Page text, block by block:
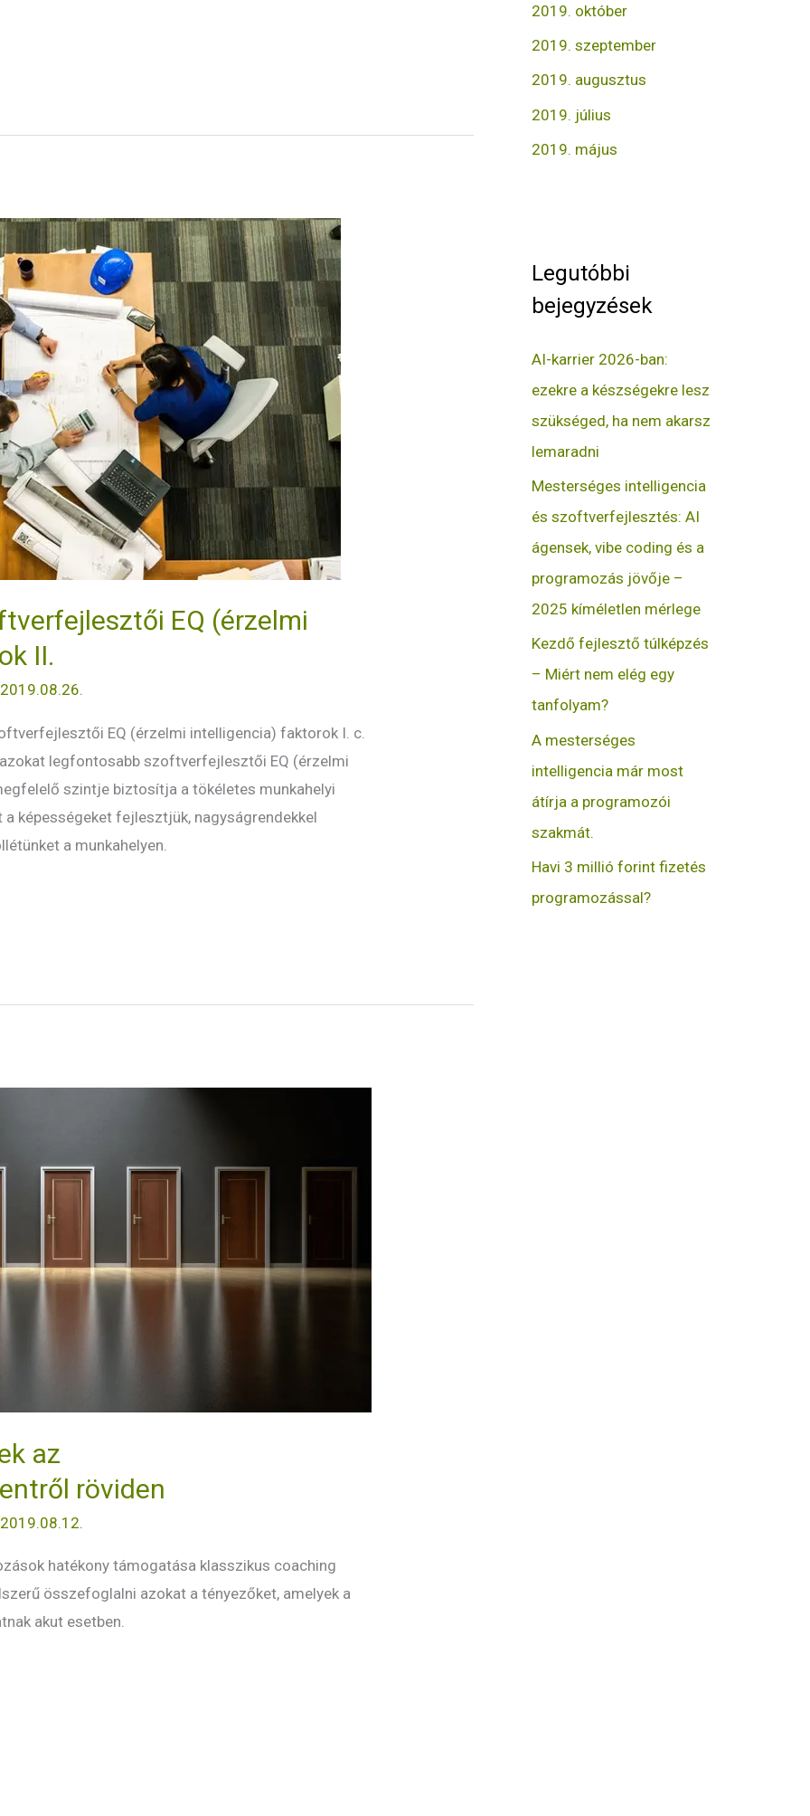
EQ (érzelmi
II.
2019.08.26.
EQ (érzelmi intelligencia) faktorok I. c.
legfontosabb szoftverfejlesztői EQ (érzelmi
szintje biztosítja a tökéletes munkahelyi
képességeket fejlesztjük, nagyságrendekkel
a munkahelyen.
az
röviden
2019.08.12.
hatékony támogatása klasszikus coaching
összefoglalni azokat a tényezőket, amelyek a
akut esetben.
2019. október
2019. szeptember
2019. augusztus
2019. július
2019. május
Legutóbbi
bejegyzések
AI-karrier 2026-ban:
ezekre a készségekre lesz
szükséged, ha nem akarsz
lemaradni
Mesterséges intelligencia
és szoftverfejlesztés: AI
ágensek, vibe coding és a
programozás jövője –
2025 kíméletlen mérlege
Kezdő fejlesztő túlképzés
– Miért nem elég egy
tanfolyam?
A mesterséges
intelligencia már most
átírja a programozói
szakmát.
Havi 3 millió forint fizetés
programozással?